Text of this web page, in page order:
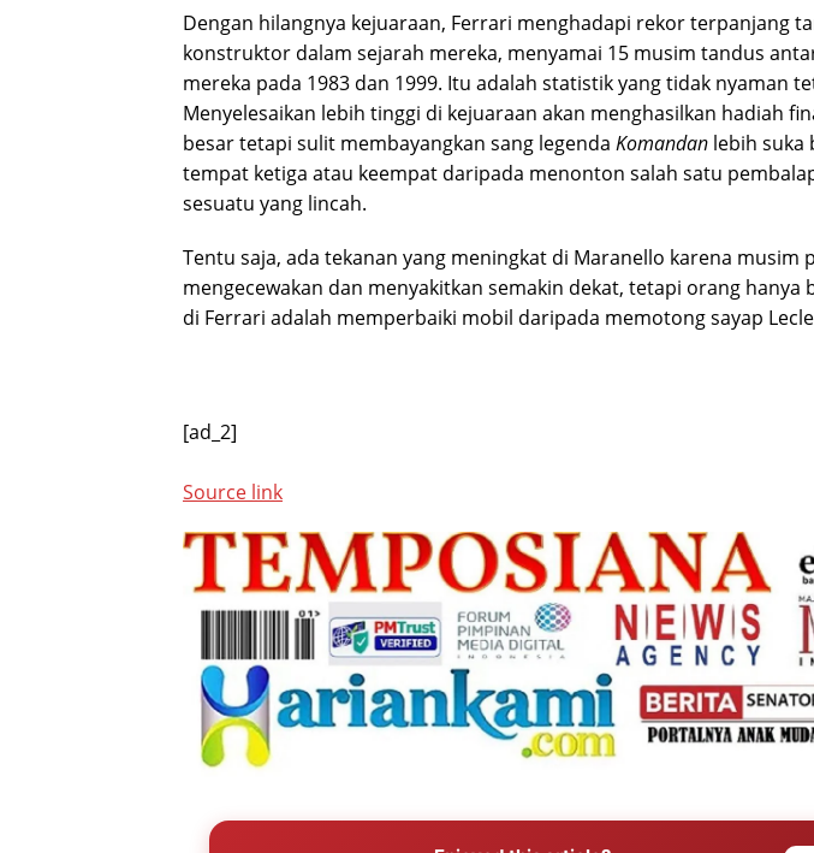
Dengan hilangnya kejuaraan, Ferrari menghadapi rekor terpanjang
konstruktor dalam sejarah mereka, menyamai 15 musim tandus
mereka pada 1983 dan 1999. Itu adalah statistik yang tidak nyaman
Menyelesaikan lebih tinggi di kejuaraan akan menghasilkan hadiah
besar tetapi sulit membayangkan sang legenda Komandan lebih suka
tempat ketiga atau keempat daripada menonton salah satu
sesuatu yang lincah.
Tentu saja, ada tekanan yang meningkat di Maranello karena musim
mengecewakan dan menyakitkan semakin dekat, tetapi orang hanya
di Ferrari adalah memperbaiki mobil daripada memotong sayap
[ad_2]
Source link